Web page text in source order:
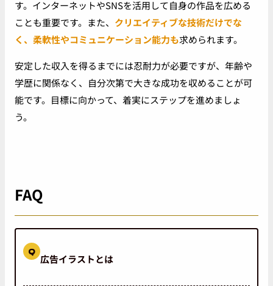
す。インターネットやSNSを活用して自身の作品を広める
ことも重要です。また、 クリエイティブな技術だけでな
く、柔軟性やコミュニケーション能力も求められます。
安定した収入を得るまでには忍耐力が必要ですが、年齢や
学歴に関係なく、自分次第で大きな成功を収めることが可
能です。目標に向かって、着実にステップを進めましょ
う。
FAQ
Q
広告イラストとは